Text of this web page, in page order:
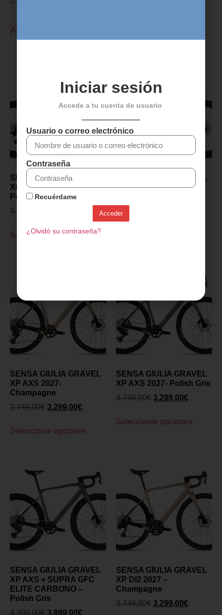
Añadir al carrito
SENSA GIULIA GRAVEL
XP PROJECT Z 2027-
Polish Gris
3.299,00
Seleccionar opciones
SENSA GIULIA GRAVEL
XP PROJECT Z 2027-
3.299,00
SENSA GIULIA GRAVEL
XP AXS 2027-
Champagne
3.749,00€ 3.299,00€
Seleccionar opciones
SENSA GIULIA GRAVEL
XP AXS 2027- Polish Gris
3.749,00€ 3.299,00€
Seleccionar opciones
SENSA GIULIA GRAVEL
XP AXS + SUPRA GFC
ELITE CARBONO –
Polish Gris
4.399,00€ 3.899,00€
SENSA GIULIA GRAVEL
XP DI2 2027 –
Champagne
3.749,00€ 3.299,00€
Iniciar sesión
Accede a tu cuenta de usuario
Usuario o correo electrónico
Contraseña
Recuérdame
Acceder
¿Olvidó su contraseña?